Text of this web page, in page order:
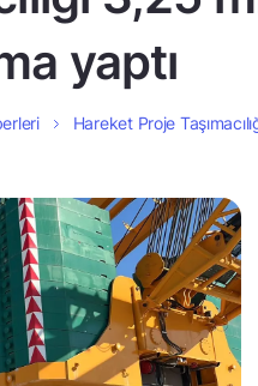
yaptı
Hareket Proje